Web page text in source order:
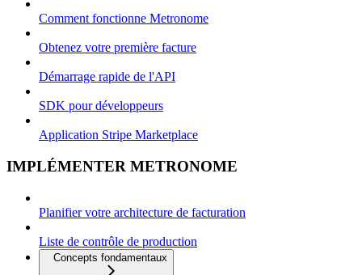
Comment fonctionne Metronome
Obtenez votre première facture
Démarrage rapide de l'API
SDK pour développeurs
Application Stripe Marketplace
IMPLÉMENTER METRONOME
Planifier votre architecture de facturation
Liste de contrôle de production
Concepts fondamentaux